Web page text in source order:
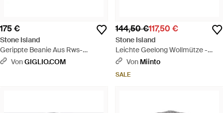
175 €
Stone Island
Gerippte Beanie Aus Rws-
Schurwolle Mit Compass-Logo-
VonGIGLIO.COM
144,50 €117,50 €
Stone Island
Leichte Geelong Wollmütze -
Natur
Von Miinto
SALE